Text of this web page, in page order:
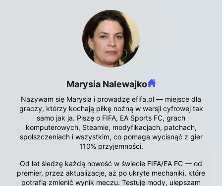
Marysia Nalewajko
Nazywam się Marysia i prowadzę efifa.pl — miejsce dla
graczy, którzy kochają piłkę nożną w wersji cyfrowej tak
samo jak ja. Piszę o FIFA, EA Sports FC, grach
komputerowych, Steamie, modyfikacjach, patchach,
spolszczeniach i wszystkim, co pomaga wycisnąć z gier
110% przyjemności.
Od lat śledzę każdą nowość w świecie FIFA/EA FC — od
premier, przez aktualizacje, aż po ukryte mechaniki, które
potrafią zmienić wynik meczu. Testuję mody, ulepszam